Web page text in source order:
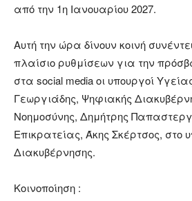
από την 1η Ιανουαρίου 2027.
Αυτή την ώρα δίνουν κοινή
πλαίσιο ρυθμίσεων για την
στα social media οι υπουργοί
Γεωργιάδης, Ψηφιακής
Νοημοσύνης, Δημήτρης
Επικρατείας, Άκης Σκέρτσος, στο
Διακυβέρνησης.
Κοινοποίηση :